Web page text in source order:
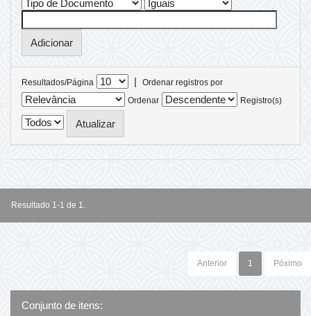
Resultados/Página |
Ordenar registros por
Ordenar
Registro(s)
Resultado 1-1 de 1.
Anterior 1 Póximo
Conjunto de itens: